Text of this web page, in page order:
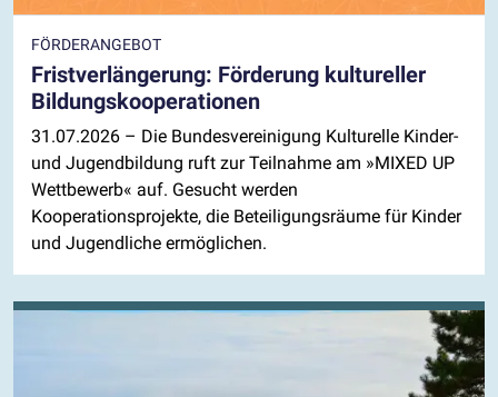
FÖRDERANGEBOT
Fristverlängerung: Förderung kultureller
Bildungskooperationen
31.07.2026 – Die Bundesvereinigung Kulturelle Kinder-
und Jugendbildung ruft zur Teilnahme am »MIXED UP
Wettbewerb« auf. Gesucht werden
Kooperationsprojekte, die Beteiligungsräume für Kinder
und Jugendliche ermöglichen.